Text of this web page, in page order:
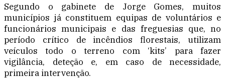
Segundo o gabinete de Jorge Gomes, muitos
municípios já constituem equipas de voluntários e
funcionários municipais e das freguesias que, no
período crítico de incêndios florestais, utilizam
veículos todo o terreno com ‘kits’ para fazer
vigilância, deteção e, em caso de necessidade,
primeira intervenção.